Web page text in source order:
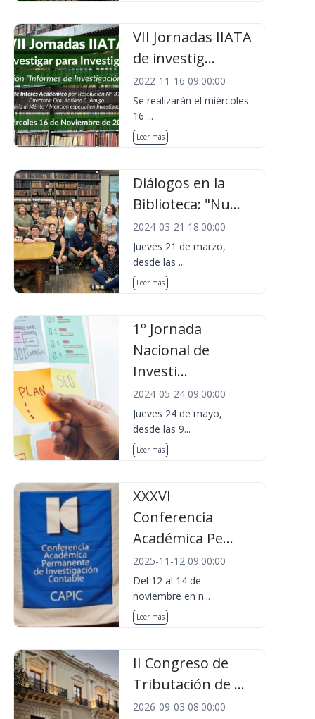
VII Jornadas IIATA
de investig...
2022-11-16 09:00:00
Se realizarán el miércoles
16 ...
Leer más
Diálogos en la
Biblioteca: "Nu...
2024-03-21 18:00:00
Jueves 21 de marzo,
desde las ...
Leer más
1º Jornada
Nacional de
Investi...
2024-05-24 09:00:00
Jueves 24 de mayo,
desde las 9...
Leer más
XXXVI
Conferencia
Académica Pe...
2025-11-12 09:00:00
Del 12 al 14 de
noviembre en n...
Leer más
II Congreso de
Tributación de ...
2026-09-03 08:00:00